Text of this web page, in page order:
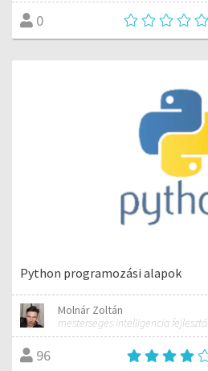
0
Python programozási alapok
Molnár Zoltán
mesterséges intelligencia fejlesztő
96